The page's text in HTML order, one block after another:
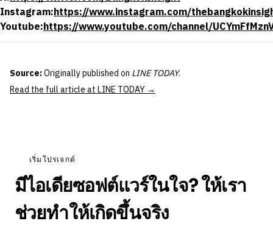
Instagram:https://www.instagram.com/
Youtube:https://www.youtube.com/channel/
Source:Originally published on LINE TODAY.
Read the full article at LINE TODAY →
เริ่มโปรเจกต์
มีไอเดียซอฟต์แวร์ในใจ? ให้เรา
ช่วยทำให้เกิดขึ้นจริง